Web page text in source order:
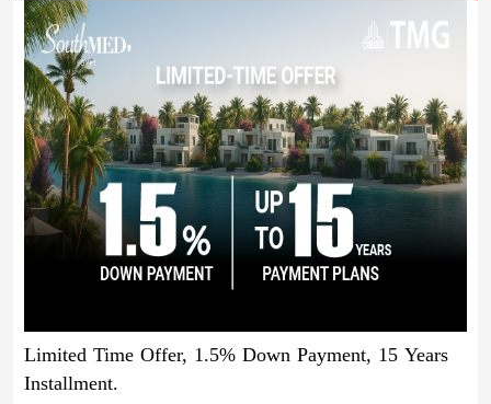
Limited Time Offer, 1.5% Down Payment, 15 Years
Installment.